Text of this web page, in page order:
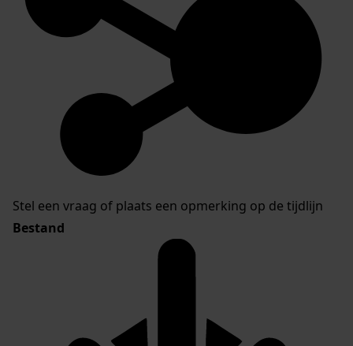
Stel een vraag of plaats een opmerking op de tijdlijn
Bestand